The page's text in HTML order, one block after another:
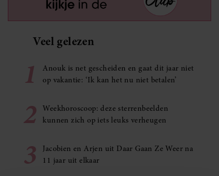
Veel gelezen
1
Anouk is net gescheiden en gaat dit jaar niet
op vakantie: ‘Ik kan het nu niet betalen’
2
Weekhoroscoop: deze sterrenbeelden
kunnen zich op iets leuks verheugen
3
Jacobien en Arjen uit Daar Gaan Ze Weer na
11 jaar uit elkaar